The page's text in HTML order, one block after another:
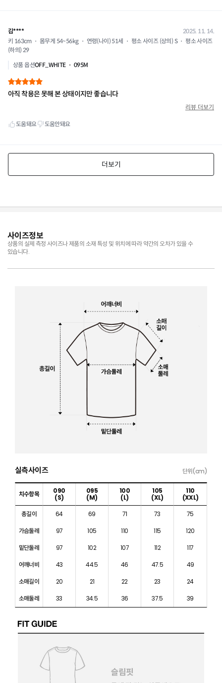
사이즈정보
상품의 실제 측정 사이즈나 제품의 소재 특성 및 위치에 따라 약간의 오차가 있을 수
있습니다.
실측사이즈 단위(cm)
치수항목
090
(S)
095
(M)
100
(L)
105
(XL)
110
(XXL)
총길이
64 69 71 73
75
가슴둘레
97 105 110 115
120
밑단둘레
97 102 107 112
117
어깨너비
43 44.5 46 47.5
49
소매길이
20 21 22 23
24
소매둘레
33 34.5 36 37.5 39